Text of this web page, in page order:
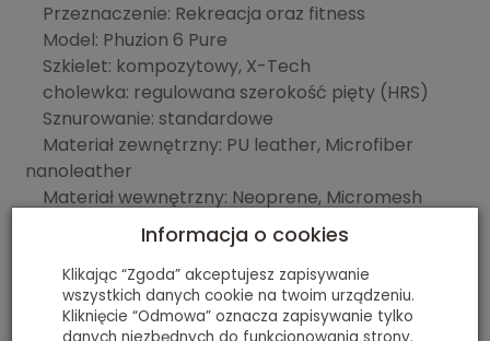
Przeznaczenie: Rekreacja oraz fitness
Model: Phuzion 6 Pure
Szkielet: kompozytowy, X-Tech
cholewka: regulowana szerokość pięty (HRS)
Sznurowanie: standardowe
Materiał zewnętrzny: PU leather, Microfiber
nanoleather
Materiał wewnętrzny: Neoprene, Micromesh
Polecamy
Informacja o cookies
Klikając “Zgoda” akceptujesz zapisywanie
wszystkich danych cookie na twoim urządzeniu.
Kliknięcie “Odmowa” oznacza zapisywanie tylko